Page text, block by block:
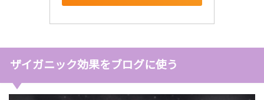
ザイガニック効果をブログに使う